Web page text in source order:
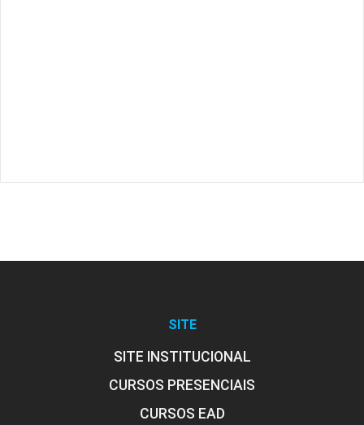
SITE
SITE INSTITUCIONAL
CURSOS PRESENCIAIS
CURSOS EAD